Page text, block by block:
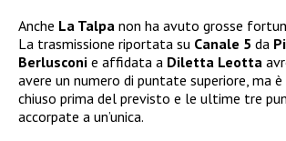
Anche La Talpa non ha avuto grosse
La trasmissione riportata su Canale 5 da
Berlusconi e affidata a Diletta Leotta
avere un numero di puntate superiore, ma è
chiuso prima del previsto e le ultime tre
accorpate a un’unica.